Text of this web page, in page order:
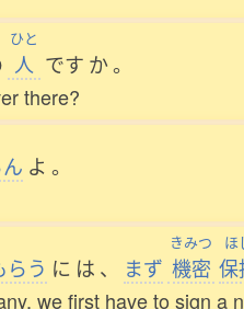
ひと
人 です か。
there?
よ 。
らう に は 、 まず
きみつ
機密
ほ
保
we first have to sign a